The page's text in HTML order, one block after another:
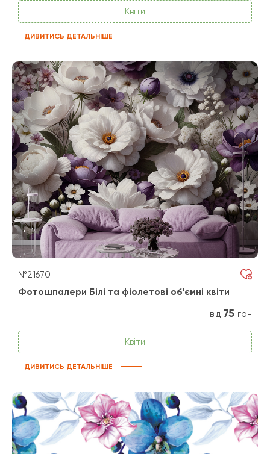
Квіти
ДИВИТИСЬ ДЕТАЛЬНІШЕ
№21670
Фотошпалери Білі та фіолетові об'ємні квіти
від 75 грн
Квіти
ДИВИТИСЬ ДЕТАЛЬНІШЕ